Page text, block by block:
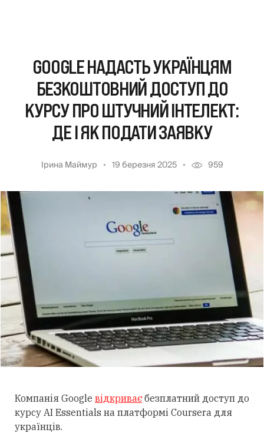
GOOGLE НАДАСТЬ УКРАЇНЦЯМ
БЕЗКОШТОВНИЙ ДОСТУП ДО
КУРСУ ПРО ШТУЧНИЙ ІНТЕЛЕКТ:
ДЕ І ЯК ПОДАТИ ЗАЯВКУ
Ірина Маймур 19 березня 2025 959
Компанія Google відкриваєбезплатний доступ до
курсу AI Essentials на платформі Coursera для
українців.